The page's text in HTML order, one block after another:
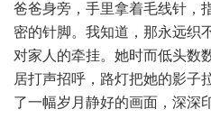
爸爸身旁，手里拿着毛线针，
密的针脚。我知道，那永远织
对家人的牵挂。她时而低头数
居打声招呼，路灯把她的影子
了一幅岁月静好的画面，深深